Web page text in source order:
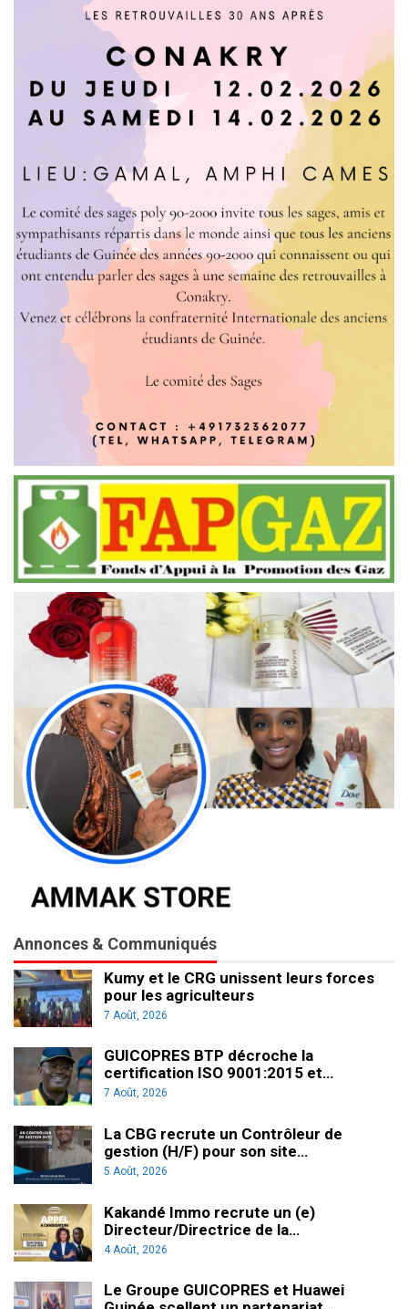
Annonces & Communiqués
Kumy et le CRG unissent leurs forces
pour les agriculteurs
7 Août, 2026
GUICOPRES BTP décroche la
certification ISO 9001:2015 et…
7 Août, 2026
La CBG recrute un Contrôleur de
gestion (H/F) pour son site…
5 Août, 2026
Kakandé Immo recrute un (e)
Directeur/Directrice de la…
4 Août, 2026
Le Groupe GUICOPRES et Huawei